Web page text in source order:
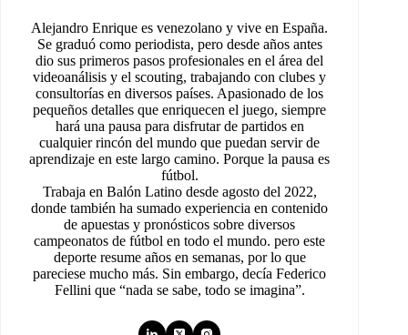
Alejandro Enrique es venezolano y vive en España.
Se graduó como periodista, pero desde años antes
dio sus primeros pasos profesionales en el área del
videoanálisis y el scouting, trabajando con clubes y
consultorías en diversos países. Apasionado de los
pequeños detalles que enriquecen el juego, siempre
hará una pausa para disfrutar de partidos en
cualquier rincón del mundo que puedan servir de
aprendizaje en este largo camino. Porque la pausa es
fútbol.
Trabaja en Balón Latino desde agosto del 2022,
donde también ha sumado experiencia en contenido
de apuestas y pronósticos sobre diversos
campeonatos de fútbol en todo el mundo. pero este
deporte resume años en semanas, por lo que
pareciese mucho más. Sin embargo, decía Federico
Fellini que “nada se sabe, todo se imagina”.